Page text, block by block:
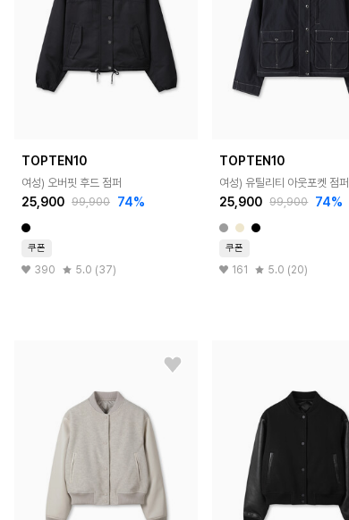
TOPTEN10
여성) 오버핏 후드 점퍼
25,900 99,900 74%
쿠폰
390 5.0 (37)
TOPTEN10
여성) 유틸리티 아웃포켓 점퍼
25,900 99,900 74%
쿠폰
161 5.0 (20)